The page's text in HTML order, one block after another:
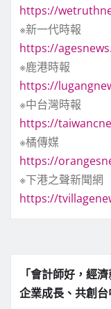
https://
※新一代時報
https://
※鹿港時報
https://
※中台灣時報
https://
※橘傳媒
https://
※下港之聲新聞網
https://
「會計師好，經
企業成長、共創